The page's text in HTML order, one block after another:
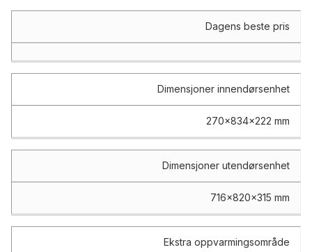
Dagens beste pris
Dimensjoner innendørsenhet
270x834x222 mm
Dimensjoner utendørsenhet
716x820x315 mm
Ekstra oppvarmingsområde